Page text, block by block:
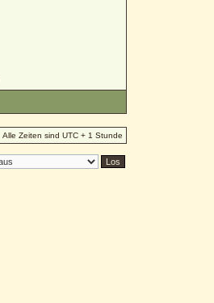
Alle Zeiten sind UTC + 1 Stunde